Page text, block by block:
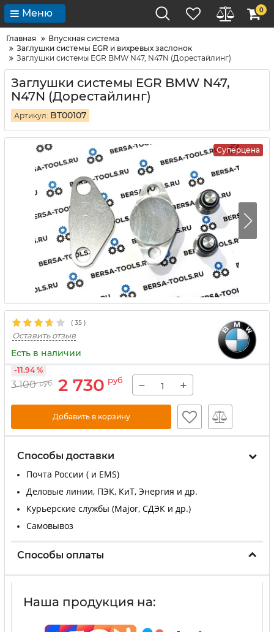
Меню 0
Главная
Впускная система
Заглушки системы EGR и вихревых заслонок
Заглушки системы EGR BMW N47, N47N (Дорестайлинг)
Заглушки системы EGR BMW N47,
N47N (Дорестайлинг)
Артикул: BT00107
Суперцена
( 35 )
Оставить отзыв
Есть в наличии
3 100 руб 2 730 руб
-11.94 %
− +
Добавить в корзину
Способы доставки
Почта России ( и EMS)
Деловые линии, ПЭК, КиТ, Энергия и др.
Курьерские службы (Major, СДЭК и др.)
Самовывоз
Способы оплаты
Наша продукция на: